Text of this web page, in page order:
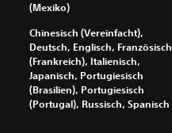
(Mexiko)
Chinesisch (Vereinfacht),
Deutsch, Englisch, Französisch
(Frankreich), Italienisch,
Japanisch, Portugiesisch
(Brasilien), Portugiesisch
(Portugal), Russisch, Spanisch